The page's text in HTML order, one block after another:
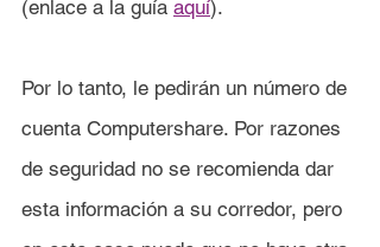
(enlace a la guía aquí).
Por lo tanto, le pedirán un número de
cuenta Computershare. Por razones
de seguridad no se recomienda dar
esta información a su corredor, pero